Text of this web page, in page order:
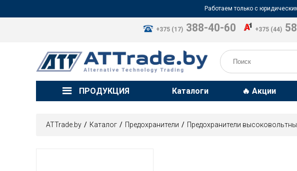
Работаем только с
+375 (17) 388-40-60 +375 (44)
ПРОДУКЦИЯ Каталоги 🔥 Акции
ATTrade.by Каталог Предохранители Предохранители